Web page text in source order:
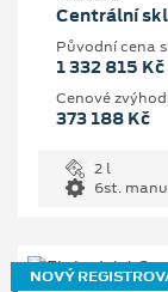
Centrální
Původní cena
1 332 815 Kč
Cenové
373 188 Kč
2 l
6st.
NOVÝ